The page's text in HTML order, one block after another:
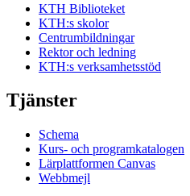
KTH Biblioteket
KTH:s skolor
Centrumbildningar
Rektor och ledning
KTH:s verksamhetsstöd
Tjänster
Schema
Kurs- och programkatalogen
Lärplattformen Canvas
Webbmejl